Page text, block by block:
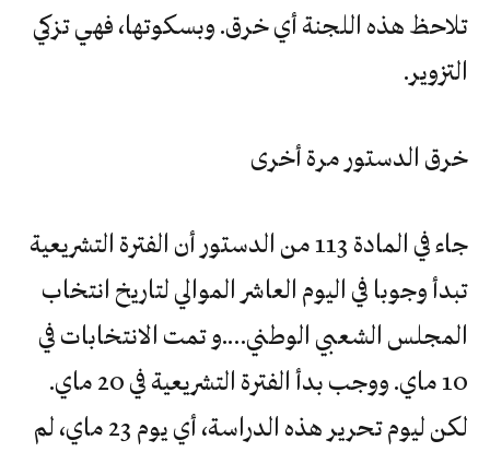
تلاحظ هذه اللجنة أي خرق. وبسكوتها، فهي تزكي
التزوير.
خرق الدستور مرة أخرى
جاء في المادة 113 من الدستور أن الفترة التشريعية
تبدأ وجوبا في اليوم العاشر الموالي لتاريخ انتخاب
المجلس الشعبي الوطني….و تمت الانتخابات في
10 ماي. ووجب بدأ الفترة التشريعية في 20 ماي.
لكن ليوم تحرير هذه الدراسة، أي يوم 23 ماي، لم